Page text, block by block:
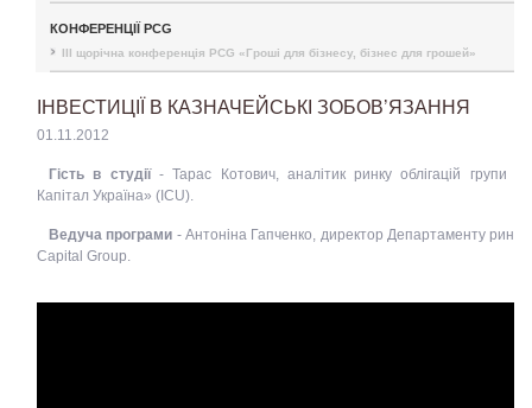
КОНФЕРЕНЦІЇ PCG
III щорічна конференція PCG «Гроші для бізнесу, бізнес для грошей»
ІНВЕСТИЦІЇ В КАЗНАЧЕЙСЬКІ ЗОБОВ’ЯЗАННЯ
01.11.2012
Гість в студії - Тарас Котович, аналітик ринку облігацій групи
Капітал Україна» (ІСU).
Ведуча програми - Антоніна Гапченко, директор Департаменту
Capital Group.